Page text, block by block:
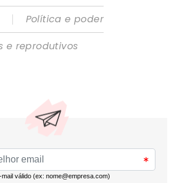
|
Política e poder
e reprodutivos